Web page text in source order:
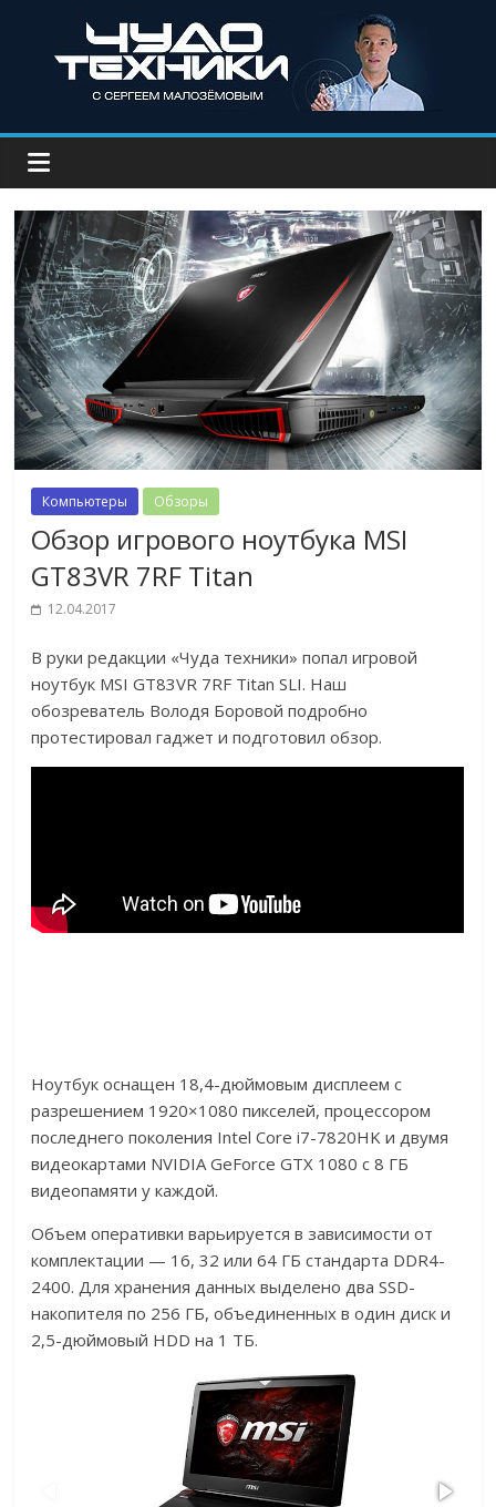
Компьютеры Обзоры
Обзор игрового ноутбука MSI
GT83VR 7RF Titan
12.04.2017
В руки редакции «Чуда техники» попал игровой
ноутбук MSI GT83VR 7RF Titan SLI. Наш
обозреватель Володя Боровой подробно
протестировал гаджет и подготовил обзор.
Ноутбук оснащен 18,4-дюймовым дисплеем с
разрешением 1920×1080 пикселей, процессором
последнего поколения Intel Core i7-7820HK и двумя
видеокартами NVIDIA GeForce GTX 1080 с 8 ГБ
видеопамяти у каждой.
Объем оперативки варьируется в зависимости от
комплектации — 16, 32 или 64 ГБ стандарта DDR4-
2400. Для хранения данных выделено два SSD-
накопителя по 256 ГБ, объединенных в один диск и
2,5-дюймовый HDD на 1 ТБ.